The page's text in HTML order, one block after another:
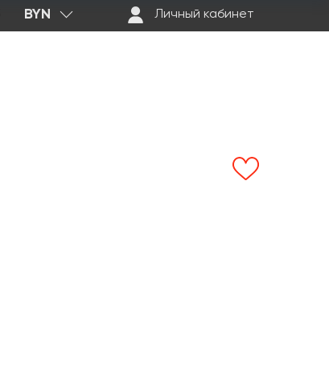
BYN Личный кабинет